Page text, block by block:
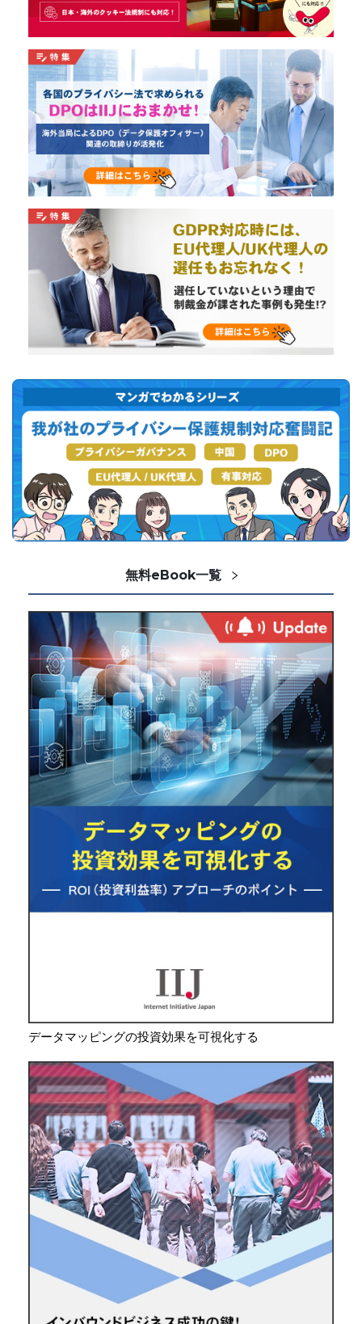
無料eBook一覧
データマッピングの投資効果を可視化する